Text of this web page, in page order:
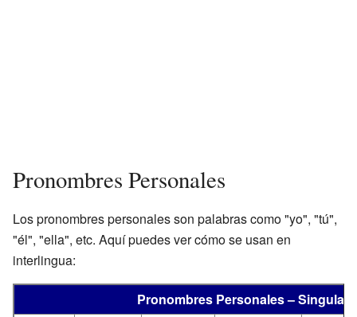
Pronombres Personales
Los pronombres personales son palabras como "yo", "tú",
"él", "ella", etc. Aquí puedes ver cómo se usan en
interlingua:
Pronombres Personales – Singular